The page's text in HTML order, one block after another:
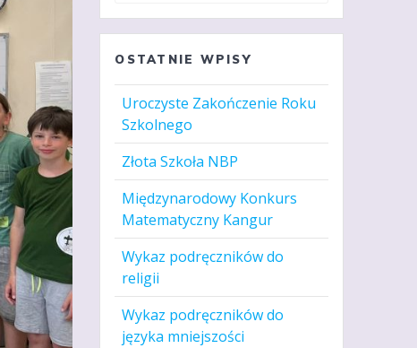
OSTATNIE WPISY
Uroczyste Zakończenie Roku
Szkolnego
Złota Szkoła NBP
Międzynarodowy Konkurs
Matematyczny Kangur
Wykaz podręczników do
religii
Wykaz podręczników do
języka mniejszości